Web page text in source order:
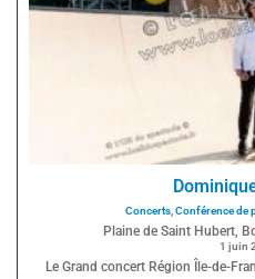
Concerts,Conférence de
Plaine de Saint Hubert,
1 juin
Le Grand concert Région Île-de-